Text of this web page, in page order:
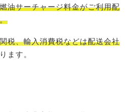
油サーチャージ料金がご利用配
税、輸入消費税などは配送会社
ます。